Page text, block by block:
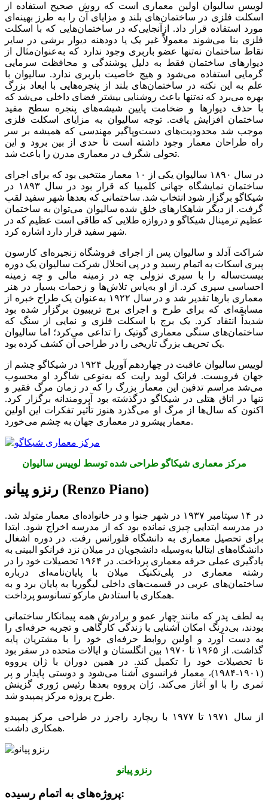
لوییس سالیوان اولین معماری است که روش صحیح استفاده از
اسکلت فلزی در ساختمان‌های بلند و مزایای آن را به طرز بهینه‌ای
مورد استفاده قرار داد. ازآنجایی‌که در ساختمان‌هایی که با اسکلت
فلزی بنا می‌شوند معمولاً غیر یک یا دودهنه دیوار برشی در سایر
نقاط ساختمان نه‌تنها عضو باربری وجود ندارد که به‌عنوان‌مثال از
دیوارهای ساختمان فقط به دلیل پوشندگی و محافظت سرمایی
گرمایی استفاده می‌شود و هیچ خاصیت باربری ندارد. سالیوان با
علم به این نکته در ساختمان‌های بلند از پنجره‌هایی با ابعاد بزرگ
بهره می‌برد که نه‌تنها باعث روشنایی بیشتر فضای داخلی می‌شد که
با حذف دیوارها و ضخامت پایین شیشه‌های پنجره سطح مفید
ساختمان افزایش یافت. توجه سالیوان به مزایای اسکلت فلزی
موجب شد محدودیت‌های دست‌وپاگیر مهندسی که همیشه بر سر
راه طراحان معمار وجود داشته است تا حدی از بین برود و این
تحولی شگرف در معماری مدرن را باعث شد.
در سال ۱۸۹۰ سالیوان یکی از ۱۰ معمار منتخبی بود که برای اجرای
ساختمان نمایشگاه جهانی کلمبیا که قرار بود در سال ۱۸۹۳ در
شیکاگو برگزار شود انتخاب شد. ساختمانی که بعدها شهر سفید لقب
گرفت. از دیگر شاهکارهای خلق شده سالیوان می‌توان به ساختمان
عظیم ترمینال شیکاگو و دروازه طلایی که طاقی است عظیم که در
شهر سفید قرار دارد اشاره کرد.
شراکت آدلد و سالیوان پس از اجرای فروشگاه زنجیره‌ای کارسون
پیری اسکات به اتمام رسید و در پی انحلال شرکت سالیوان یک دوره
بیست‌ساله را با سیری نزولی چه در زمینه مالی و چه زمینه
احساسی سپری کرد. از او به‌پاس تلاش‌ها و زحمات بسیار در هنر
معماری بارها تقدیر شد و در سال ۱۹۲۲ به‌عنوان یک طراح خبره از
مسابقه‌ای که برای طرح و اجرای برج تریبیون برگزار شده بود
شدیداً انتقاد کرد. یک برج با اسکلت فلزی و نمایی از سنگ که
ساختمان‌های سنگی معماری گوتیک را تداعی می‌کرد؛ اما سالیوان
یک تحریف بزرگ تاریخی را در طراحی آن کشف کرده بود.
لوییس سالیوان عاقبت در چهاردهم آوریل ۱۹۲۴ در شیکاگو چشم از
جهان فروبست. فرانک لوید رایت که به‌نوعی شاگرد او محسوب
می‌شد مراسم تدفین این معمار بزرگ را که در زمان مرگ فقیر و
تنها در اتاق هتلی در شیکاگو درگذشته بود آبرومندانه برگزار کرد.
اکنون که سال‌ها از مرگ او می‌گذرد هنوز تأثیر تفکرات این اولین
معمار پیشرو در معماری جهان به چشم می‌خورد.
مرکز معماری شیکاگو طراحی شده توسط لوییس سالیوان
رنزو پیانو (Renzo Piano)
در ۱۴ سپتامبر ۱۹۳۷ در شهر جنوا و در خانواده‌ای معمار متولد شد.
در مدرسه ابتدایی چیزی نمانده بود که از مدرسه اخراج شود. ابتدا
برای تحصیل معماری به دانشگاه فلورانس رفت. در دوره اشغال
دانشگاه‌های ایتالیا به‌وسیله دانشجویان در میلان نزد فرانکو البینی به
یادگیری عملی حرفه معماری پرداخت. در ۱۹۶۴ تحصیلات خود را در
رشته معماری در پلی‌تکنیک میلان با پایان‌نامه‌ای درباره
ساختمان‌های عربی در قسمت‌های داخلی لیگوریا به پایان برد و به
همکاری با استادش مارکو تسانوسو پرداخت.
به لطف پدر که مانند چهار عمو و برادرش همه پیمانکار ساختمانی
بودند، بی‌درنگ امکان آشنایی با زندگی کارگاهی و تجربه حرفه‌ای را
به دست آورد و اولین روابط حرفه‌ای خود را با مشتریان پایه
گذاشت. از ۱۹۶۵ تا ۱۹۷۰ بین انگلستان و ایالات متحده در سفر بود
تا تحصیلات خود را تکمیل کند. در همین دوران با ژان پرووه
(۱۹۰۱-۱۹۸۴)، معمار فرانسوی آشنا می‌شود و دوستی پایدار و پر
ثمری را با او آغاز می‌کند. ژان پرووه بعدها رئیس ژوری گزینش
طرح پروژه مرکز پمپیدو شد.
از سال ۱۹۷۱ تا ۱۹۷۷ با ریچارد راجرز در طراحی مرکز پمپیدو
همکاری داشت.
رنزو پیانو
پروژه‌های به اتمام رسیده: